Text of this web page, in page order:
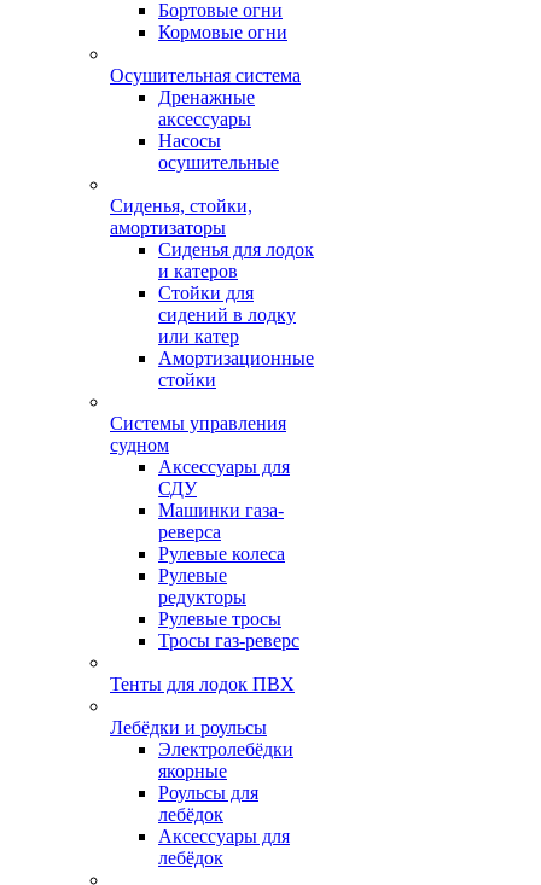
Бортовые огни
Кормовые огни
Осушительная система
Дренажные
аксессуары
Насосы
осушительные
Сиденья, стойки,
амортизаторы
Сиденья для лодок
и катеров
Стойки для
сидений в лодку
или катер
Амортизационные
стойки
Системы управления
судном
Аксессуары для
СДУ
Машинки газа-
реверса
Рулевые колеса
Рулевые
редукторы
Рулевые тросы
Тросы газ-реверс
Тенты для лодок ПВХ
Лебёдки и роульсы
Электролебёдки
якорные
Роульсы для
лебёдок
Аксессуары для
лебёдок